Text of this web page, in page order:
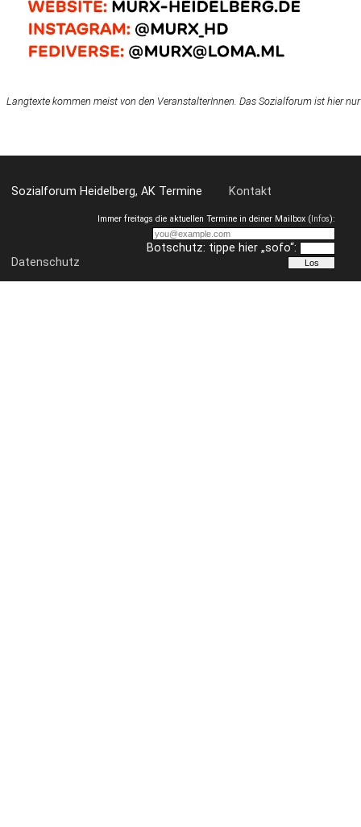
Langtexte kommen meist von den VeranstalterInnen. Das Sozialforum ist hier
Sozialforum Heidelberg, AK Termine Kontakt
Datenschutz
Immer freitags die aktuellen Termine in deiner Mailbox (Infos):
Botschutz: tippe hier „sofo“: